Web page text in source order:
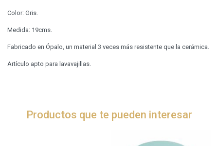
Color: Gris.
Medida: 19cms.
Fabricado en Ópalo, un material 3 veces más resistente que la cerámica.
Artículo apto para lavavajillas.
Productos que te pueden interesar